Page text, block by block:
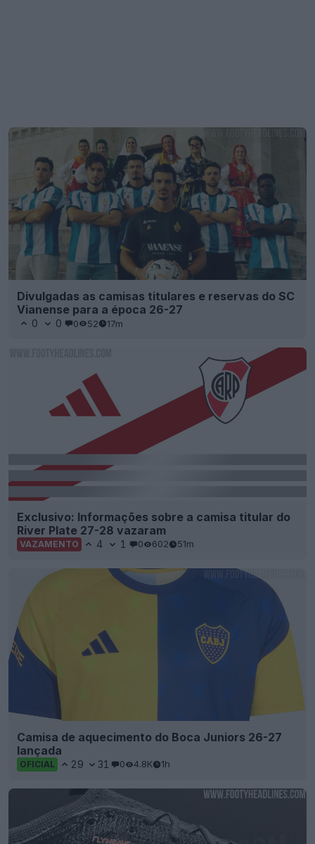
Divulgadas as camisas titulares e reservas do SC
Vianense para a época 26-27
0 0 0 52 17m
Exclusivo: Informações sobre a camisa titular do
River Plate 27-28 vazaram
VAZAMENTO 4 1 0 602 51m
Camisa de aquecimento do Boca Juniors 26-27
lançada
OFICIAL 29 31 0 4.8K 1h